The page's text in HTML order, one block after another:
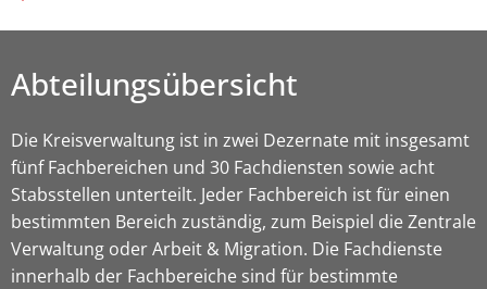
Abteilungsübersicht
Die Kreisverwaltung ist in zwei Dezernate mit insgesamt
fünf Fachbereichen und 30 Fachdiensten sowie acht
Stabsstellen unterteilt. Jeder Fachbereich ist für einen
bestimmten Bereich zuständig, zum Beispiel die Zentrale
Verwaltung oder Arbeit & Migration. Die Fachdienste
innerhalb der Fachbereiche sind für bestimmte